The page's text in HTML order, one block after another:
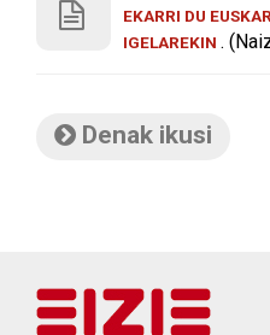
EKARRI DU
IGELAREKIN .
Denak ikusi